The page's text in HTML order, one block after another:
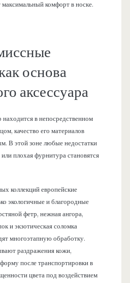
комфорт в носке.
основа
аксессуара
в непосредственном
качество его материалов
В этой зоне любые недостатки
плохая фурнитура становятся
коллекций европейские
экологичные и благородные
фетр, нежная ангора,
и экзотическая соломка
многоэтапную обработку.
раздражения кожи,
после транспортировки в
цвета под воздействием